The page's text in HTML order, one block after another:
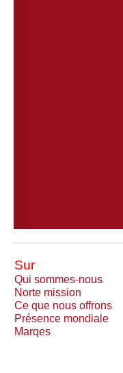
Sur
Qui sommes-nous
Norte mission
Ce que nous offrons
Présence mondiale
Marqes